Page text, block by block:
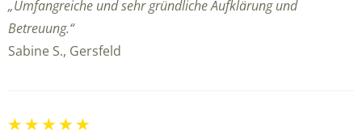
„Umfangreiche und sehr gründliche Aufklärung und
Betreuung.“
Sabine S., Gersfeld